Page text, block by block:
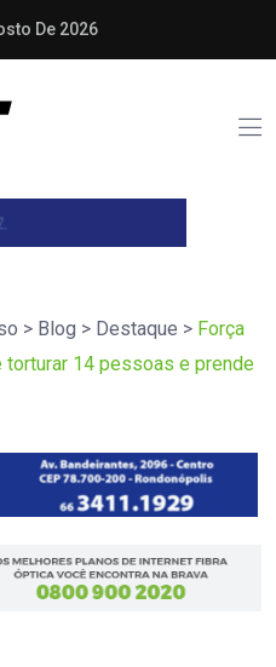
De 2026
> Blog > Destaque > Força
14 pessoas e prende